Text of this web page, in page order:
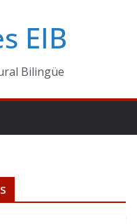
EIB
Bilingüe